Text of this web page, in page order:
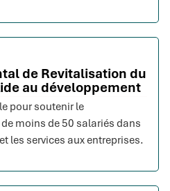
de Revitalisation du
au développement
pour soutenir le
moins de 50 salariés dans
les services aux entreprises.